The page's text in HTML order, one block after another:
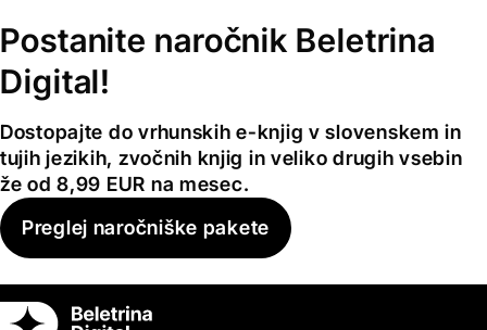
Postanite naročnik Beletrina
Digital!
Dostopajte do vrhunskih e-knjig v slovenskem in
tujih jezikih, zvočnih knjig in veliko drugih vsebin
že od 8,99 EUR na mesec.
Preglej naročniške pakete